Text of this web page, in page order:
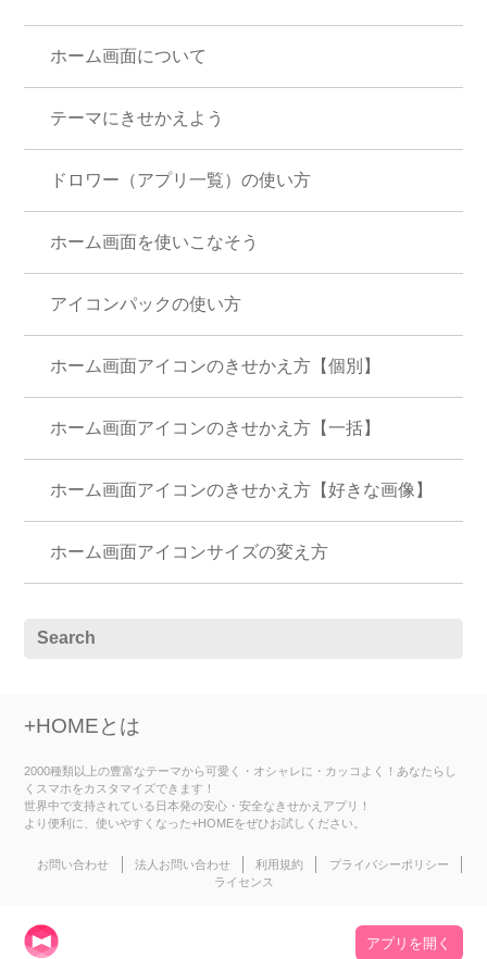
ホーム画面について
テーマにきせかえよう
ドロワー（アプリ一覧）の使い方
ホーム画面を使いこなそう
アイコンパックの使い方
ホーム画面アイコンのきせかえ方【個別】
ホーム画面アイコンのきせかえ方【一括】
ホーム画面アイコンのきせかえ方【好きな画像】
ホーム画面アイコンサイズの変え方
+HOMEとは
2000種類以上の豊富なテーマから可愛く・オシャレに・カッコよく！あなたらし
くスマホをカスタマイズできます！
世界中で支持されている日本発の安心・安全なきせかえアプリ！
より便利に、使いやすくなった+HOMEをぜひお試しください。
お問い合わせ 法人お問い合わせ 利用規約
プライバシーポリシー
ライセンス
アプリを開く